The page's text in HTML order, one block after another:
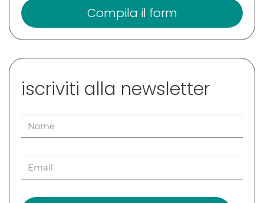
Compila il form
iscriviti alla newsletter